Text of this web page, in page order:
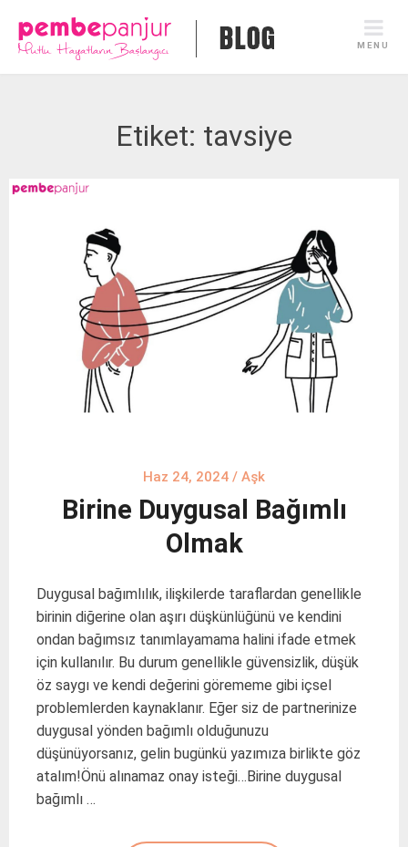
content
MENU
Etiket: tavsiye
Haz 24, 2024 / Aşk
Birine Duygusal Bağımlı
Olmak
Duygusal bağımlılık, ilişkilerde taraflardan genellikle
birinin diğerine olan aşırı düşkünlüğünü ve kendini
ondan bağımsız tanımlayamama halini ifade etmek
için kullanılır. Bu durum genellikle güvensizlik, düşük
öz saygı ve kendi değerini görememe gibi içsel
problemlerden kaynaklanır. Eğer siz de partnerinize
duygusal yönden bağımlı olduğunuzu
düşünüyorsanız, gelin bugünkü yazımıza birlikte göz
atalım!Önü alınamaz onay isteği…Birine duygusal
bağımlı …